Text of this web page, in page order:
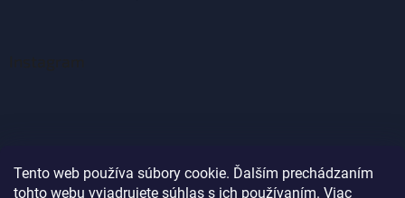
Tento web používa súbory cookie. Ďalším prechádzaním
tohto webu vyjadrujete súhlas s ich používaním. Viac